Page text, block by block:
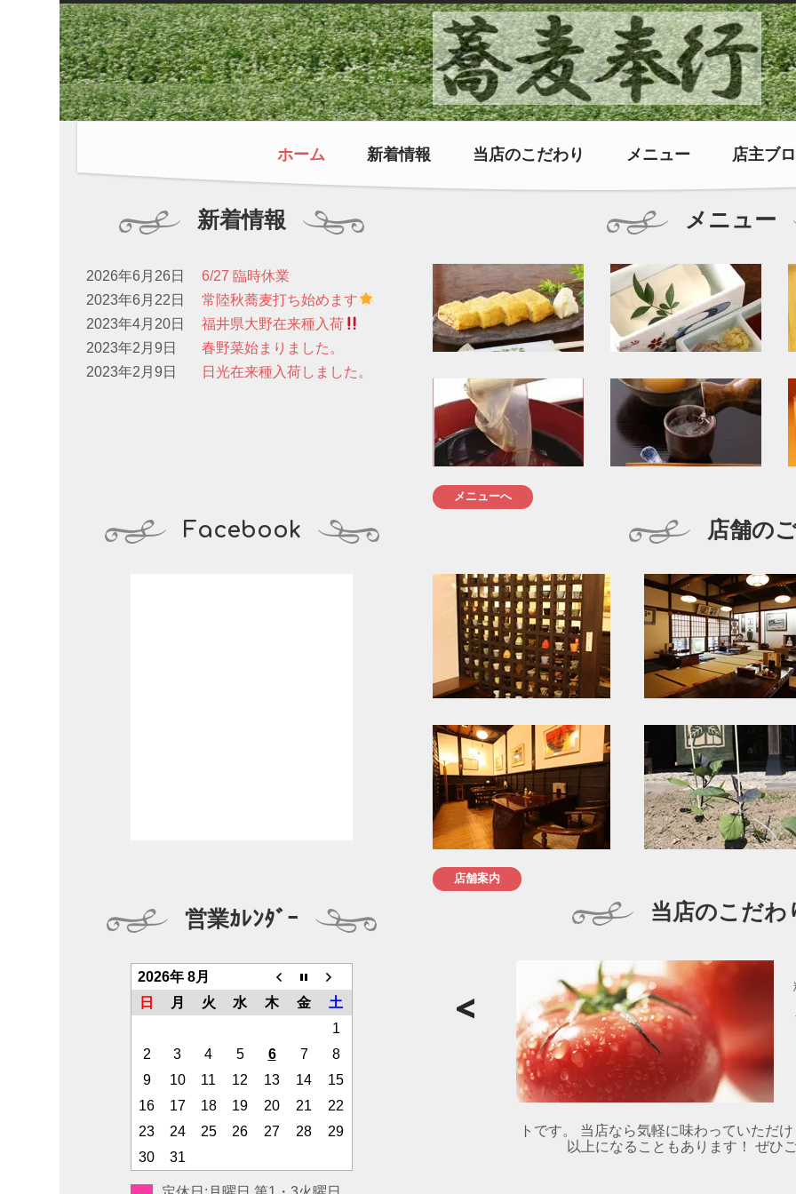
ホーム 新着情報 当店のこだわり メニュー 店主ブ
新着情報
2026年6月26日
6/27 臨時休業
2023年6月22日
常陸秋蕎麦打ち始めます
2023年4月20日
福井県大野在来種入荷
2023年2月9日
春野菜始まりました。
2023年2月9日
日光在来種入荷しました。
メニュー
メニューへ
Facebook
営業ｶﾚﾝﾀﾞｰ
2026年 8月
日
月 火 水 木 金
土
1
2
3 4 5 6 7
8
9
10 11 12 13 14
15
16
17 18 19 20 21
22
23
24 25 26 27 28
29
30
31
店舗の
店舗案内
当店のこだわ
トです。 当店なら気軽に味わっていただ
以上になることもあります！ ぜひ